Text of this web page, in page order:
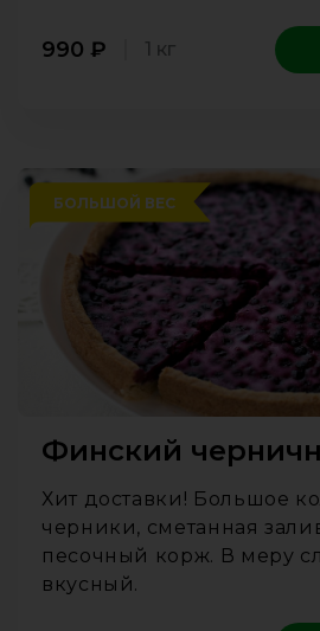
990 ₽ 1 кг
БОЛЬШОЙ ВЕС
Финский
Хит доставки! Большое
черники, сметанная
песочный корж. В меру
вкусный.